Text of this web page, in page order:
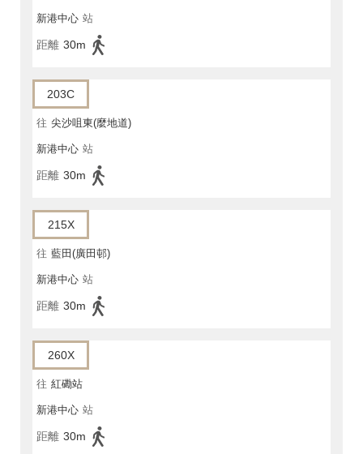
新港中心 站
距離 30m
203C
往 尖沙咀東(麼地道)
新港中心 站
距離 30m
215X
往 藍田(廣田邨)
新港中心 站
距離 30m
260X
往 紅磡站
新港中心 站
距離 30m